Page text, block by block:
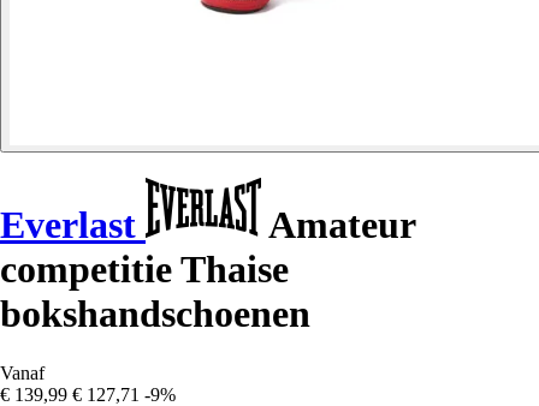
Everlast
Amateur
competitie Thaise
bokshandschoenen
Vanaf
€ 139,99 € 127,71 -9%